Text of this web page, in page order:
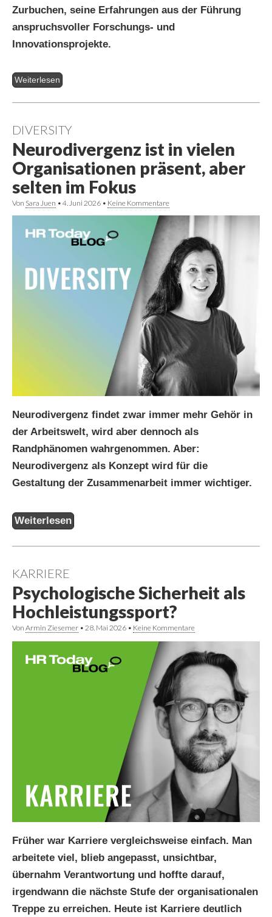
Zurbuchen, seine Erfahrungen aus der Führung
anspruchsvoller Forschungs- und
Innovationsprojekte.
Weiterlesen
DIVERSITY
Neurodivergenz ist in vielen
Organisationen präsent, aber
selten im Fokus
Von Sara Juen • 4. Juni 2026 • Keine Kommentare
Neurodivergenz findet zwar immer mehr Gehör in
der Arbeitswelt, wird aber dennoch als
Randphänomen wahrgenommen. Aber:
Neurodivergenz als Konzept wird für die
Gestaltung der Zusammenarbeit immer wichtiger.
Weiterlesen
KARRIERE
Psychologische Sicherheit als
Hochleistungssport?
Von Armin Ziesemer • 28. Mai 2026 • Keine Kommentare
Früher war Karriere vergleichsweise einfach. Man
arbeitete viel, blieb angepasst, unsichtbar,
übernahm Verantwortung und hoffte darauf,
irgendwann die nächste Stufe der organisationalen
Treppe zu erreichen. Heute ist Karriere deutlich